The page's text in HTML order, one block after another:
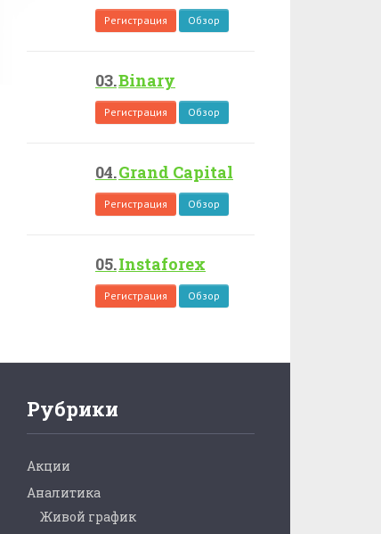
Регистрация Обзор
Binary
Регистрация Обзор
Grand Capital
Регистрация Обзор
Instaforex
Регистрация Обзор
Рубрики
Акции
Аналитика
Живой график